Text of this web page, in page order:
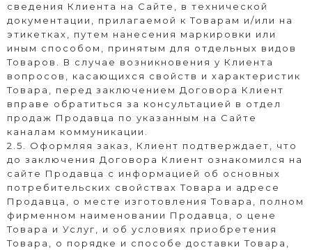
сведения Клиента на Сайте, в технической
документации, прилагаемой к Товарам и/или на
этикетках, путем нанесения маркировки или
иным способом, принятым для отдельных видов
Товаров. В случае возникновения у Клиента
вопросов, касающихся свойств и характеристик
Товара, перед заключением Договора Клиент
вправе обратиться за консультацией в отдел
продаж Продавца по указанным на Сайте
каналам коммуникации.
2.5. Оформляя заказ, Клиент подтверждает, что
до заключения Договора Клиент ознакомился на
сайте Продавца с информацией об основных
потребительских свойствах Товара и адресе
Продавца, о месте изготовления Товара, полном
фирменном наименовании Продавца, о цене
Товара и Услуг, и об условиях приобретения
Товара, о порядке и способе доставки Товара,